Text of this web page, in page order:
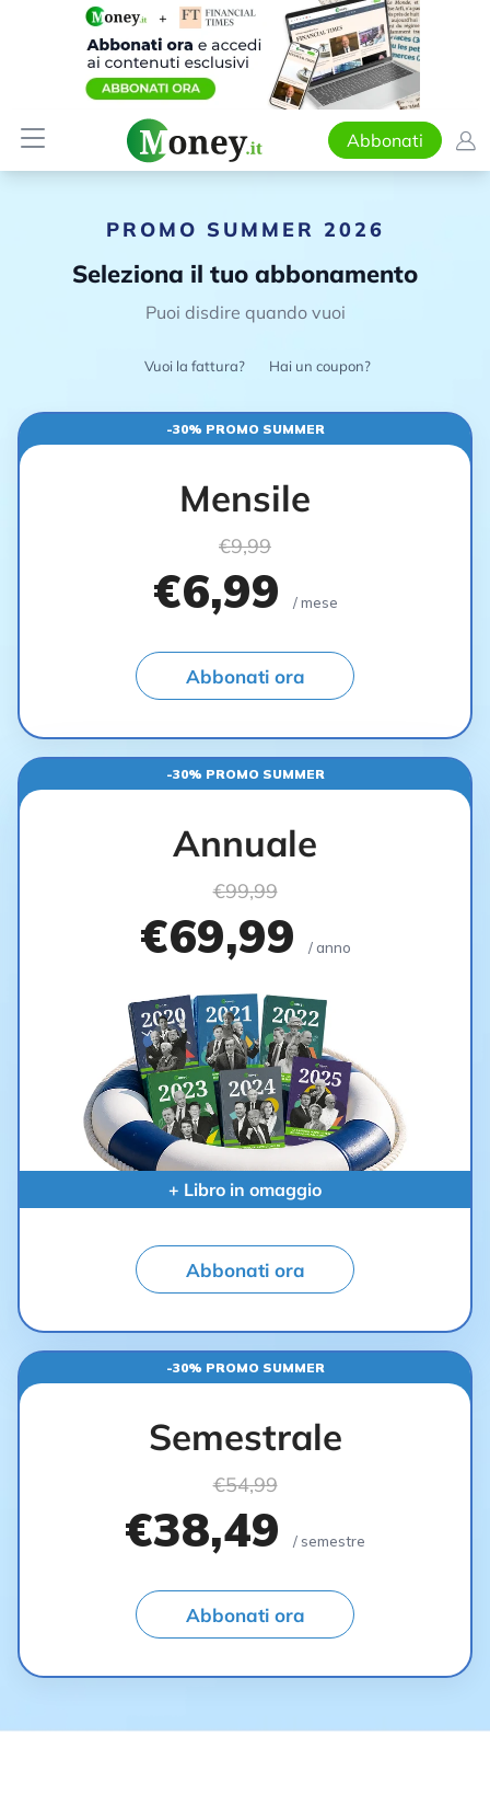
Abbonati
PROMO SUMMER 2026
Seleziona il tuo abbonamento
Puoi disdire quando vuoi
Vuoi la fattura? Hai un coupon?
-30% PROMO SUMMER
Mensile
€9,99
€6,99 / mese
Abbonati ora
-30% PROMO SUMMER
Annuale
€99,99
€69,99 / anno
+ Libro in omaggio
Abbonati ora
-30% PROMO SUMMER
Semestrale
€54,99
€38,49 / semestre
Abbonati ora